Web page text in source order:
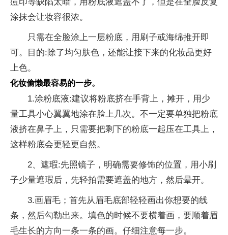
涂抹会让妆容很浓。
只需在全脸涂上一层粉底，用刷子或海绵推开即
可。目的:除了均匀肤色，还能让接下来的化妆品更好
上色。
化妆偷懒最容易的一步。
1.涂粉底液:建议将粉底挤在手背上，摊开，用少
量工具小心翼翼地涂在脸上几次。不一定要单独把粉底
液挤在鼻子上，只需要把剩下的粉底一起压在工具上，
这样粉底会更轻更自然。
2、遮瑕:先照镜子，明确需要修饰的位置，用小刷
子少量遮瑕后，先轻拍需要遮盖的地方，然后晕开。
3.画眉毛；首先从眉毛底部轻轻画出你想要的线
条，然后勾勒出来。填色的时候不要横着画，要顺着眉
毛生长的方向一条一条的画。仔细注意每一步。